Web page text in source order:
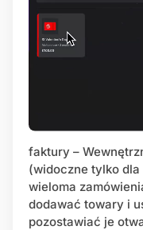
faktury –
(widoczne tylko
wieloma
dodawać towary i
pozostawiać je
pomocy
się